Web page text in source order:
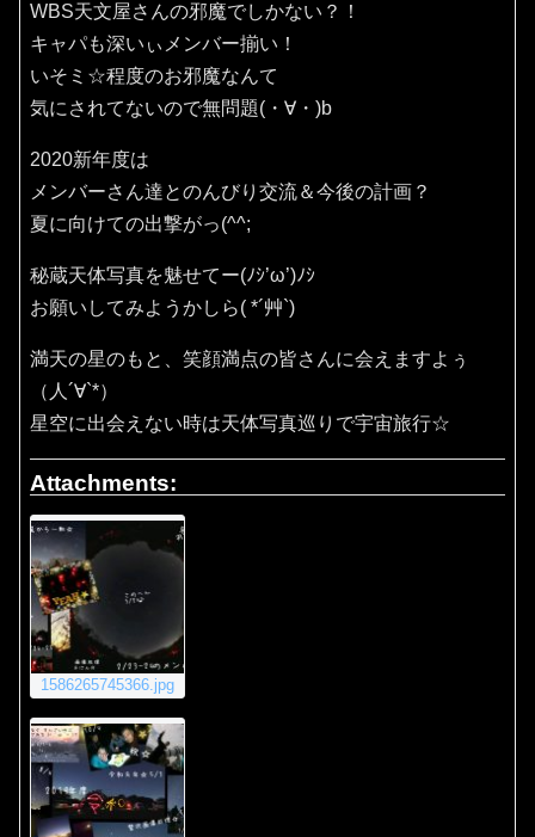
WBS天文屋さんの邪魔でしかない？！
キャパも深いぃメンバー揃い！
いそミ☆程度のお邪魔なんて
気にされてないので無問題(・∀・)b
2020新年度は
メンバーさん達とのんびり交流＆今後の計画？
夏に向けての出撃がっ(^^;
秘蔵天体写真を魅せてー(ﾉｼ’ω’)ﾉｼ
お願いしてみようかしら( *´艸`)
満天の星のもと、笑顔満点の皆さんに会えますよぅ
（人´∀`*）
星空に出会えない時は天体写真巡りで宇宙旅行☆
Attachments:
1586265745366.jpg